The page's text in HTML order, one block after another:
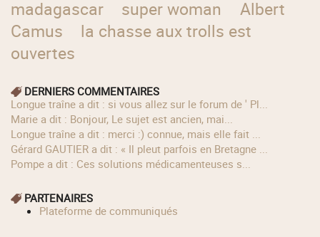
madagascar
super woman
Albert
Camus
la chasse aux trolls est
ouvertes
DERNIERS COMMENTAIRES
longue traîne a dit : si vous allez sur le forum de ' Pl...
Marie a dit : Bonjour, Le sujet est ancien, mai...
longue traîne a dit : merci :) connue, mais elle fait ...
Gérard GAUTIER a dit : « Il pleut parfois en Bretagne ...
Pompe a dit : Ces solutions médicamenteuses s...
PARTENAIRES
Plateforme de communiqués